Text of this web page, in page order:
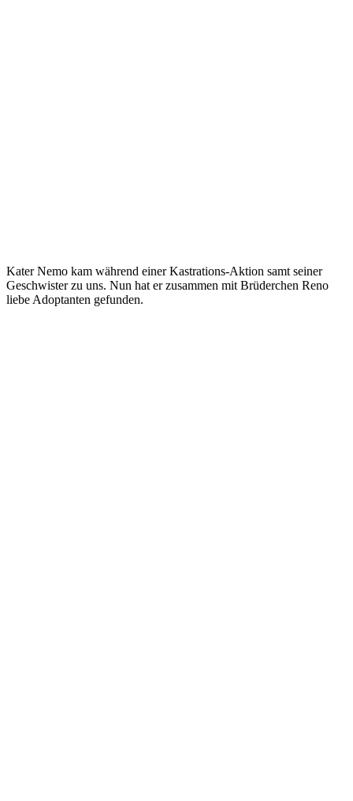
Kater Nemo kam während einer Kastrations-Aktion samt seiner
Geschwister zu uns. Nun hat er zusammen mit Brüderchen Reno
liebe Adoptanten gefunden.